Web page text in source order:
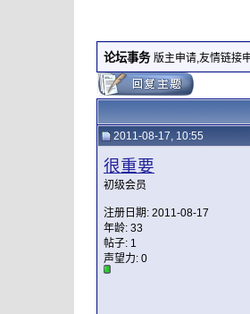
论坛事务 版主申请,友情链接
2011-08-17, 10:55
很重要
初级会员
注册日期: 2011-08-17
年龄: 33
帖子: 1
声望力: 0